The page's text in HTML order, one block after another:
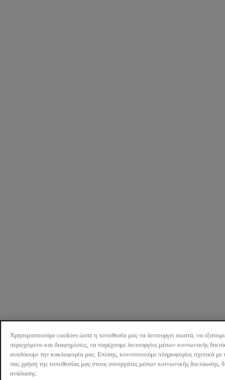
Χρησιμοποιούμε cookies ώστε η τοποθεσία μας να λειτουργεί σωστά, να
περιεχόμενο και διαφημίσεις, να παρέχουμε λειτουργίες μέσων κοινωνικής
αναλύουμε την κυκλοφορία μας. Επίσης, κοινοποιούμε πληροφορίες σχετικά με
σας χρήση της τοποθεσίας μας στους συνεργάτες μέσων κοινωνικής δικτύωσης,
ανάλυσης.